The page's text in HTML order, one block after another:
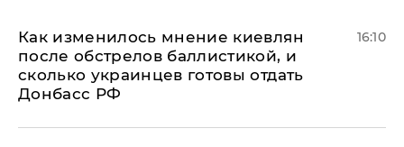
Как изменилось мнение киевлян
после обстрелов баллистикой, и
сколько украинцев готовы отдать
Донбасс РФ
16:10